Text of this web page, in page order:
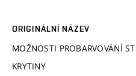
ORIGINÁLNÍ NÁZEV
MOŽNOSTI PROBARVOVÁNÍ
KRYTINY